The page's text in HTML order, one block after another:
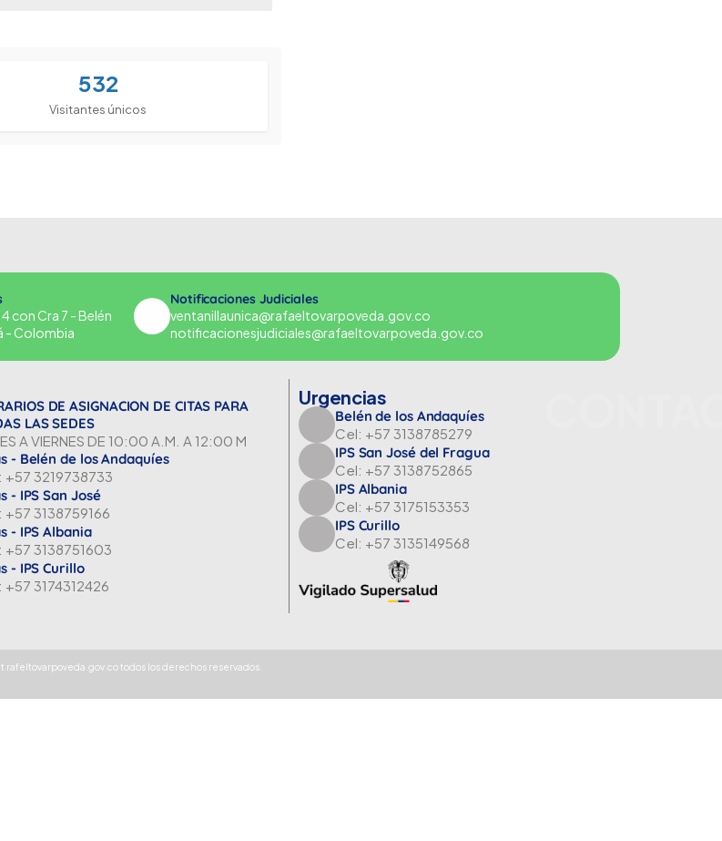
532
Visitantes únicos
con Cra 7 - Belén
- Colombia
Notificaciones Judiciales
ventanillaunica@rafaeltovarpoveda.gov.co
notificacionesjudiciales@rafaeltovarpoveda.gov.co
DE ASIGNACION DE CITAS PARA
LAS SEDES
A VIERNES DE 10:00 A.M. A 12:00 M
- Belén de los Andaquíes
+57 3219738733
- IPS San José
+57 3138759166
- IPS Albania
+57 3138751603
- IPS Curillo
+57 3174312426
Urgencias
Belén de los Andaquíes
Cel: +57 3138785279
IPS San José del Fragua
Cel: +57 3138752865
IPS Albania
Cel: +57 3175153353
IPS Curillo
Cel: +57 3135149568
rafeltovarpoveda.gov.co todos los derechos reservados.